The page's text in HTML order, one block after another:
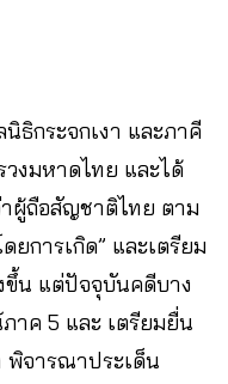
ธิกระจกเงา และภาคี
งมหาดไทย และได้
ผู้ถือสัญชาติไทย ตาม
ยการเกิด” และเตรียม
ขึ้น แต่ปัจจุบันคดีบาง
าค 5 และ เตรียมยื่น
พิจารณาประเด็น